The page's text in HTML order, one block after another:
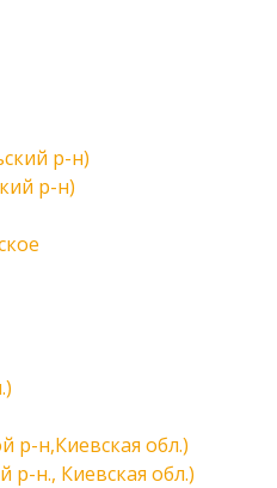
р-н)
р-н)
р-н,Киевская обл.)
р-н., Киевская обл.)